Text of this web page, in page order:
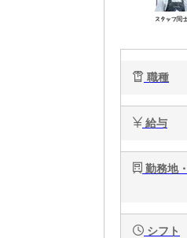
職種
給与
勤務地
シフト